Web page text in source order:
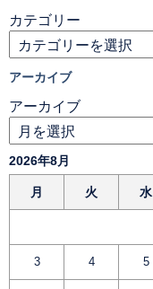
カテゴリー
アーカイブ
アーカイブ
2026年8月
月 火 水
3 4 5